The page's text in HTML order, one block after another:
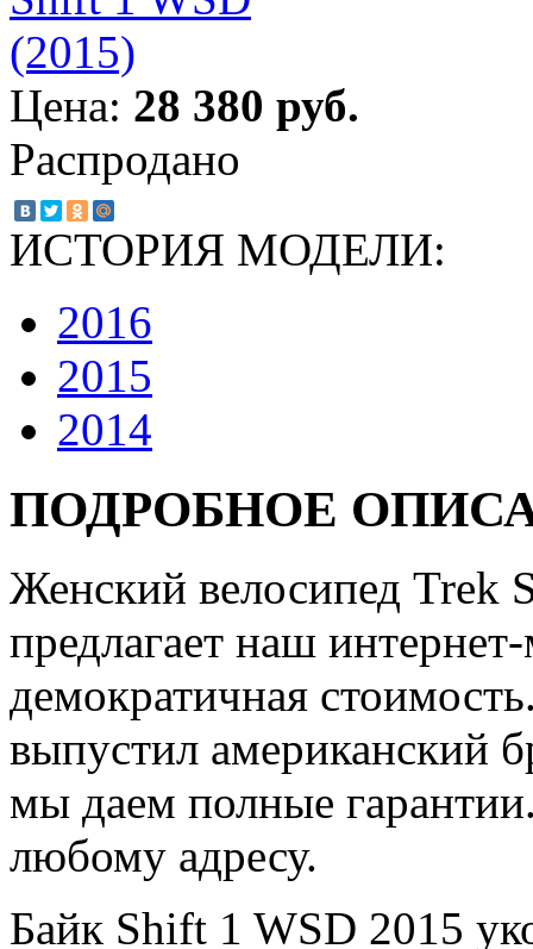
Цена: 28 380 руб.
Распродано
ИСТОРИЯ МОДЕЛИ:
2016
2015
2014
ПОДРОБНОЕ
Женский велосипед Trek
предлагает наш
демократичная
выпустил американский
мы даем полные
любому адресу.
Байк Shift 1 WSD 2015